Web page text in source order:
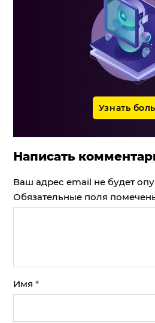
Узнать
Написать
Ваш адрес email не будет
Обязательные поля
Имя*